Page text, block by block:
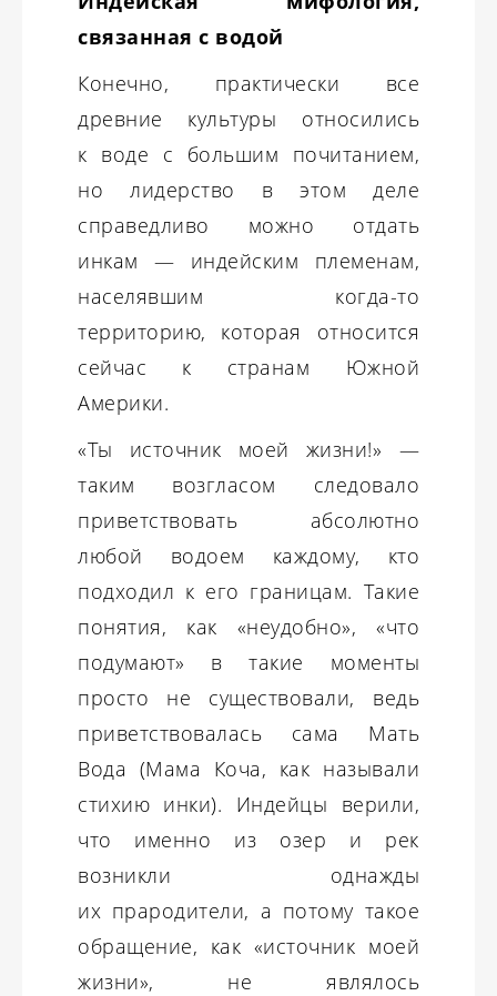
связанная с водой
Конечно, практически все
древние культуры относились
к воде с большим почитанием,
но лидерство в этом деле
справедливо можно отдать
инкам — индейским племенам,
населявшим когда-то
территорию, которая относится
сейчас к странам Южной
Америки.
«Ты источник моей жизни!» —
таким возгласом следовало
приветствовать абсолютно
любой водоем каждому, кто
подходил к его границам. Такие
понятия, как «неудобно», «что
подумают» в такие моменты
просто не существовали, ведь
приветствовалась сама Мать
Вода (Мама Коча, как называли
стихию инки). Индейцы верили,
что именно из озер и рек
возникли однажды
их прародители, а потому такое
обращение, как «источник моей
жизни», не являлось